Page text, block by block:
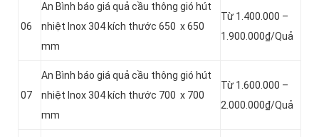
06
An Bình báo giá quả cầu thông gió hút
nhiệt Inox 304 kích thước 650 x 650
mm
Từ 1.400.000 –
1.900.000₫/Quả
07
An Bình báo giá quả cầu thông gió hút
nhiệt Inox 304 kích thước 700 x 700
mm
Từ 1.600.000 –
2.000.000₫/Quả